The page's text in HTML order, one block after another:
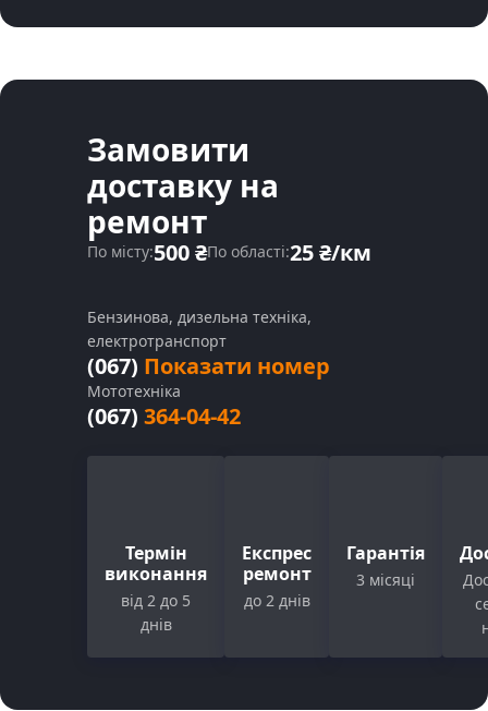
Замовити
доставку на
ремонт
По місту:500 ₴По області:25 ₴/км
Бензинова, дизельна техніка,
електротранспорт
(067) Показати номер
Мототехніка
(067) 364-04-42
Термін
виконання
від 2 до 5
днів
Експрес
ремонт
до 2 днів
Гарантія
3 місяці